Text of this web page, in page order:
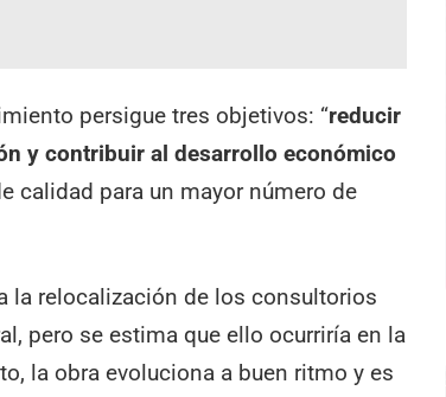
persigue tres objetivos: “reducir
y contribuir al desarrollo económico
calidad para un mayor número de
la relocalización de los consultorios
pero se estima que ello ocurriría en la
la obra evoluciona a buen ritmo y es